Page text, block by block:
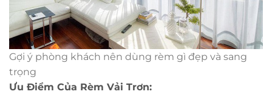
Gợi ý phòng khách nên dùng rèm gì đẹp và sang
trọng
Ưu Điểm Của Rèm Vải Trơn: